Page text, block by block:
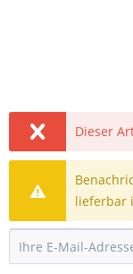
Dieser
lieferbar